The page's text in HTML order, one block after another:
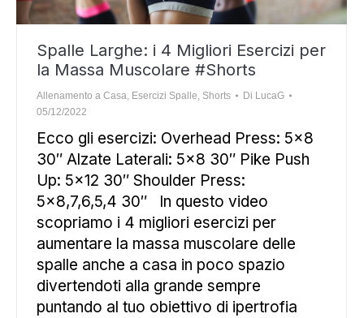
Spalle Larghe: i 4 Migliori Esercizi per
la Massa Muscolare #Shorts
Allenamento a Casa, Esercizi Spalle, Shorts Di LucaG
05/12/2022
Ecco gli esercizi: Overhead Press: 5×8
30″ Alzate Laterali: 5×8 30″ Pike Push
Up: 5×12 30″ Shoulder Press:
5×8,7,6,5,4 30″ In questo video
scopriamo i 4 migliori esercizi per
aumentare la massa muscolare delle
spalle anche a casa in poco spazio
divertendoti alla grande sempre
puntando al tuo obiettivo di ipertrofia